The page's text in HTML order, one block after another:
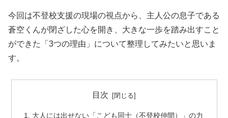
今回は不登校支援の現場の視点から、主人公の息子である
蒼空くんが閉ざした心を開き、大きな一歩を踏み出すこと
ができた「3つの理由」について整理してみたいと思いま
す。
目次
大人には出せない「こども同士（不登校仲間）」の力